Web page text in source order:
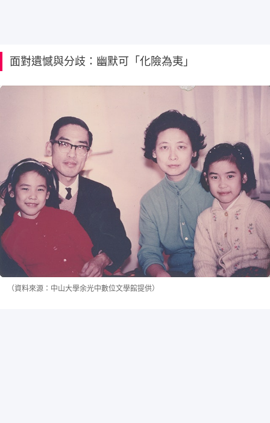
面對遺憾與分歧：幽默可「化險為夷」
（資料來源：中山大學余光中數位文學館提供）